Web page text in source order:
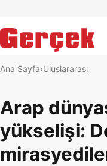
Ana Sayfa Uluslararası
Arap
yükselişi: